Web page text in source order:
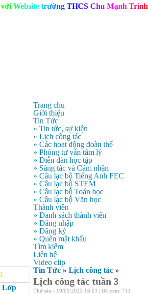
với Website trường THCS Chu Mạnh Trinh
Trang chủ
Giới thiệu
Tin Tức
» Tin tức, sự kiện
» Lịch công tác
» Các hoạt động đoàn thể
» Phòng tư vấn tâm lý
» Diễn đàn học tập
» Sáng tác và Cảm nhận
» Câu lạc bộ Tiếng Anh FEC
» Câu lạc bộ STEM
» Câu lạc bộ Toán học
» Câu lạc bộ Văn học
Thành viên
» Danh sách thành viên
» Đăng nhập
» Đăng ký
» Quên mật khẩu
Tìm kiếm
Liên hệ
Video clip
Lớp
Tin Tức » Lịch công tác »
Lịch công tác tuần 3
Thứ sáu - 19/09/2025 16:03 | Đã xem: 711